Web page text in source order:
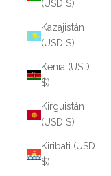
(USD $)
Kazajistán
(USD $)
Kenia (USD
$)
Kirguistán
(USD $)
Kiribati (USD
$)